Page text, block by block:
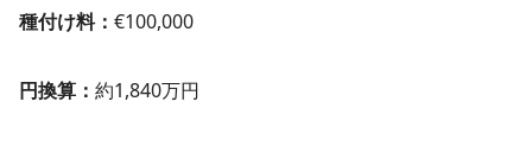
種付け料： €100,000
円換算： 約1,840万円